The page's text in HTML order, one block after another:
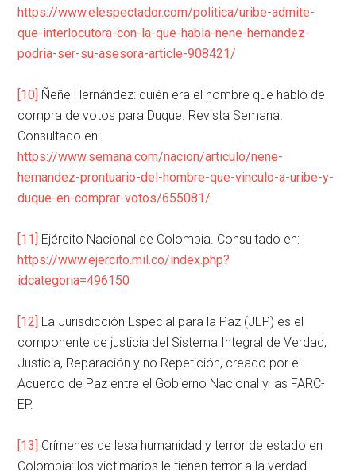
https://www.elespectador.com/politica/uribe-admite-
que-interlocutora-con-la-que-habla-nene-hernandez-
podria-ser-su-asesora-article-908421/
[10] Ñeñe Hernández: quién era el hombre que habló de
compra de votos para Duque. Revista Semana.
Consultado en:
https://www.semana.com/nacion/articulo/nene-
hernandez-prontuario-del-hombre-que-vinculo-a-uribe-y-
duque-en-comprar-votos/655081/
[11] Ejército Nacional de Colombia. Consultado en:
https://www.ejercito.mil.co/index.php?
idcategoria=496150
[12] La Jurisdicción Especial para la Paz (JEP) es el
componente de justicia del Sistema Integral de Verdad,
Justicia, Reparación y no Repetición, creado por el
Acuerdo de Paz entre el Gobierno Nacional y las FARC-
EP.
[13] Crímenes de lesa humanidad y terror de estado en
Colombia: los victimarios le tienen terror a la verdad.